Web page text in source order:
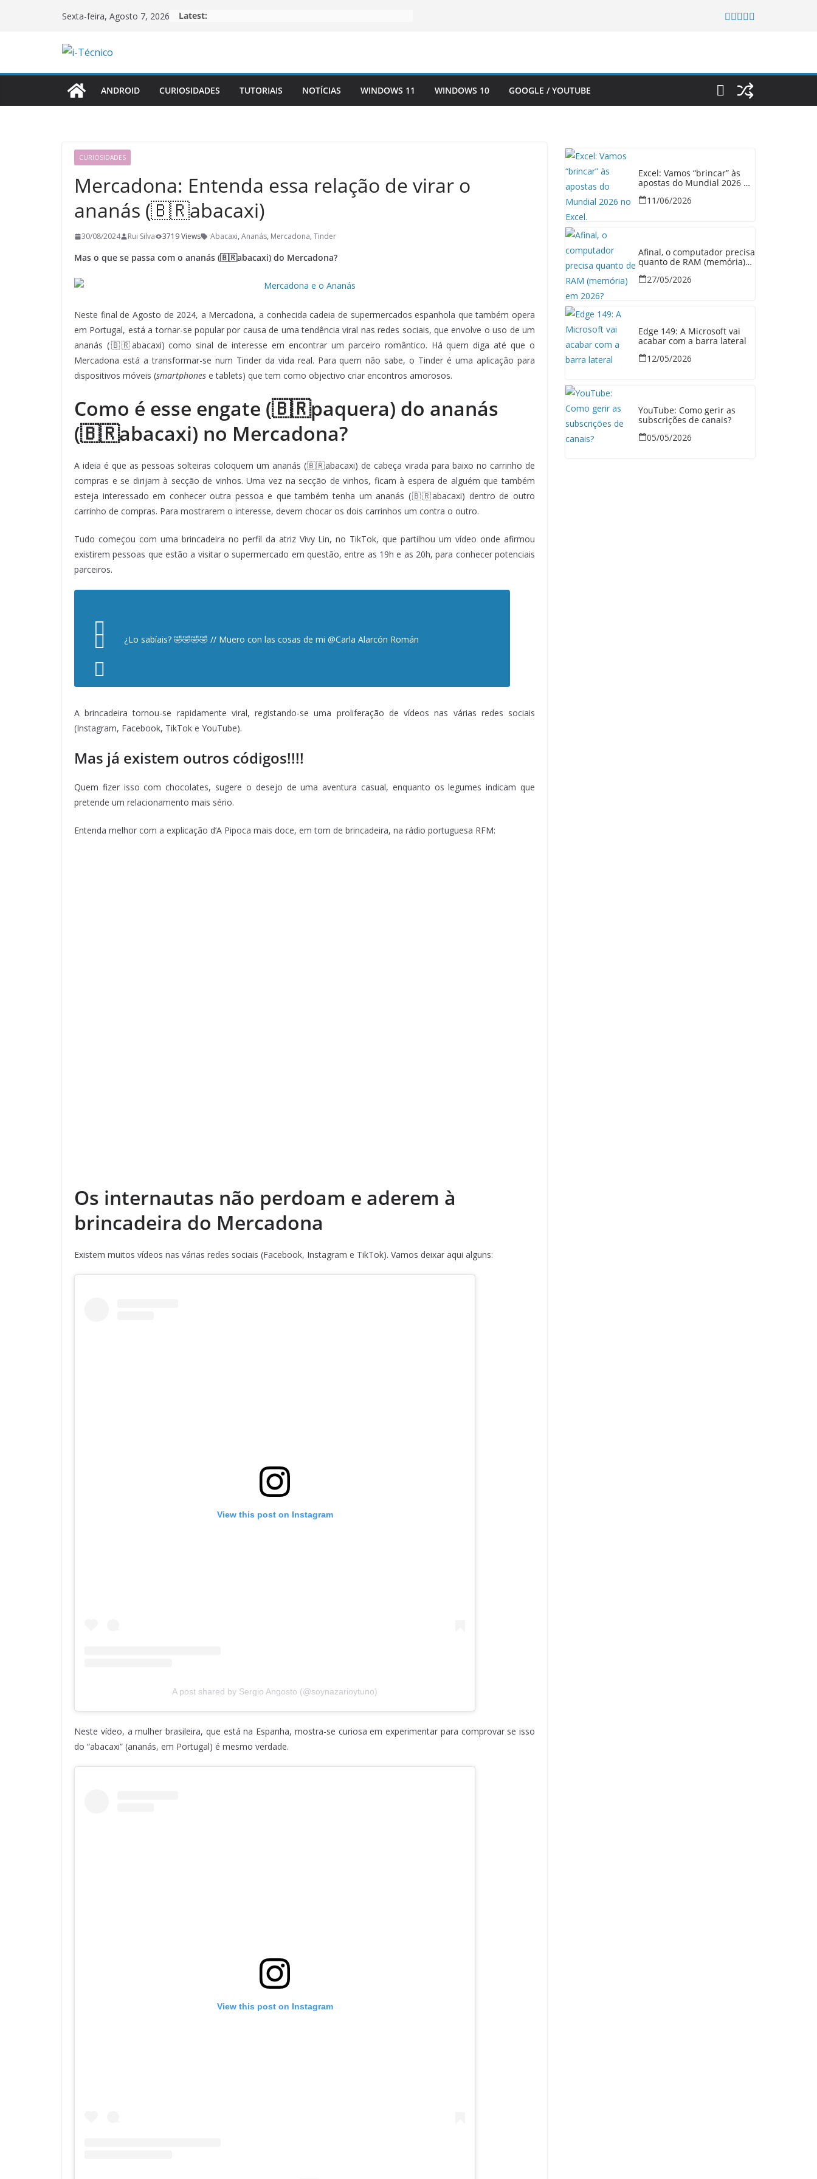
Sexta-feira, Agosto 7, 2026 Latest:
ANDROID CURIOSIDADES TUTORIAIS NOTÍCIAS WINDOWS 11 WINDOWS 10 GOOGLE / YOUTUBE
CURIOSIDADES
Mercadona: Entenda essa relação de virar o
ananás (🇧🇷abacaxi)
30/08/2024 Rui Silva 3719 Views Abacaxi, Ananás, Mercadona, Tinder
Mas o que se passa com o ananás (🇧🇷abacaxi) do Mercadona?
Neste final de Agosto de 2024, a Mercadona, a conhecida cadeia de supermercados espanhola que também opera
em Portugal, está a tornar-se popular por causa de uma tendência viral nas redes sociais, que envolve o uso de um
ananás (🇧🇷abacaxi) como sinal de interesse em encontrar um parceiro romântico. Há quem diga até que o
Mercadona está a transformar-se num Tinder da vida real. Para quem não sabe, o Tinder é uma aplicação para
dispositivos móveis (smartphones e tablets) que tem como objectivo criar encontros amorosos.
Como é esse engate (🇧🇷paquera) do ananás
(🇧🇷abacaxi) no Mercadona?
A ideia é que as pessoas solteiras coloquem um ananás (🇧🇷abacaxi) de cabeça virada para baixo no carrinho de
compras e se dirijam à secção de vinhos. Uma vez na secção de vinhos, ficam à espera de alguém que também
esteja interessado em conhecer outra pessoa e que também tenha um ananás (🇧🇷abacaxi) dentro de outro
carrinho de compras. Para mostrarem o interesse, devem chocar os dois carrinhos um contra o outro.
Tudo começou com uma brincadeira no perfil da atriz Vivy Lin, no TikTok, que partilhou um vídeo onde afirmou
existirem pessoas que estão a visitar o supermercado em questão, entre as 19h e as 20h, para conhecer potenciais
parceiros.
¿Lo sabíais? 🤣🤣🤣🤣 // Muero con las cosas de mi @Carla Alarcón Román
A brincadeira tornou-se rapidamente viral, registando-se uma proliferação de vídeos nas várias redes sociais
(Instagram, Facebook, TikTok e YouTube).
Mas já existem outros códigos!!!!
Quem fizer isso com chocolates, sugere o desejo de uma aventura casual, enquanto os legumes indicam que
pretende um relacionamento mais sério.
Entenda melhor com a explicação d’A Pipoca mais doce, em tom de brincadeira, na rádio portuguesa RFM:
Os internautas não perdoam e aderem à
brincadeira do Mercadona
Existem muitos vídeos nas várias redes sociais (Facebook, Instagram e TikTok). Vamos deixar aqui alguns:
View this post on Instagram
A post shared by Sergio Angosto (@soynazarioytuno)
Neste vídeo, a mulher brasileira, que está na Espanha, mostra-se curiosa em experimentar para comprovar se isso
do “abacaxi” (ananás, em Portugal) é mesmo verdade.
View this post on Instagram
Excel: Vamos “brincar” às
apostas do Mundial 2026 no
11/06/2026
Afinal, o computador precisa
quanto de RAM (memória)
27/05/2026
Edge 149: A Microsoft vai
acabar com a barra lateral
12/05/2026
YouTube: Como gerir as
subscrições de canais?
05/05/2026